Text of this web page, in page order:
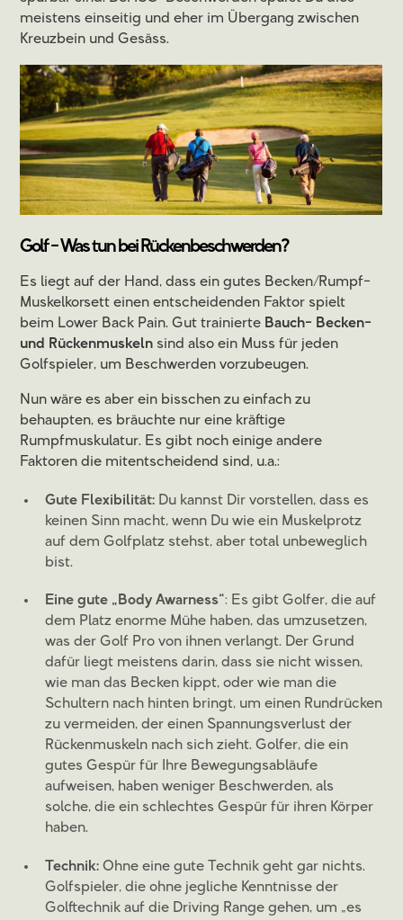
meistens einseitig und eher im Übergang zwischen
Kreuzbein und Gesäss.
Golf - Was tun bei Rückenbeschwerden?
Es liegt auf der Hand, dass ein gutes Becken/Rumpf-
Muskelkorsett einen entscheidenden Faktor spielt
beim Lower Back Pain. Gut trainierte Bauch- Becken-
und Rückenmuskeln sind also ein Muss für jeden
Golfspieler, um Beschwerden vorzubeugen.
Nun wäre es aber ein bisschen zu einfach zu
behaupten, es bräuchte nur eine kräftige
Rumpfmuskulatur. Es gibt noch einige andere
Faktoren die mitentscheidend sind, u.a.:
Gute Flexibilität: Du kannst Dir vorstellen, dass es
keinen Sinn macht, wenn Du wie ein Muskelprotz
auf dem Golfplatz stehst, aber total unbeweglich
bist.
Eine gute „Body Awarness“: Es gibt Golfer, die auf
dem Platz enorme Mühe haben, das umzusetzen,
was der Golf Pro von ihnen verlangt. Der Grund
dafür liegt meistens darin, dass sie nicht wissen,
wie man das Becken kippt, oder wie man die
Schultern nach hinten bringt, um einen Rundrücken
zu vermeiden, der einen Spannungsverlust der
Rückenmuskeln nach sich zieht. Golfer, die ein
gutes Gespür für Ihre Bewegungsabläufe
aufweisen, haben weniger Beschwerden, als
solche, die ein schlechtes Gespür für ihren Körper
haben.
Technik:Ohne eine gute Technik geht gar nichts.
Golfspieler, die ohne jegliche Kenntnisse der
Golftechnik auf die Driving Range gehen, um „es